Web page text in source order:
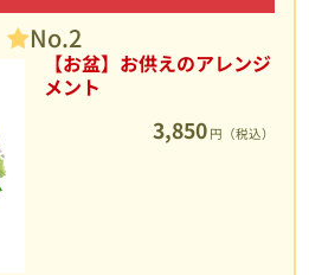
No.2
【お盆】お供えのアレンジ
メント
3,850 円（税込）